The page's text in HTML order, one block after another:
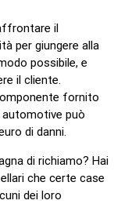
il
per giungere alla
possibile, e
il cliente.
fornito
può
di danni.
di richiamo? Hai
che certe case
dei loro